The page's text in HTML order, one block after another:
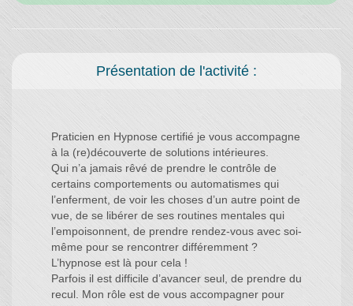
Présentation de l'activité :
Praticien en Hypnose certifié je vous accompagne
à la (re)découverte de solutions intérieures.
Qui n’a jamais rêvé de prendre le contrôle de
certains comportements ou automatismes qui
l’enferment, de voir les choses d’un autre point de
vue, de se libérer de ses routines mentales qui
l’empoisonnent, de prendre rendez-vous avec soi-
même pour se rencontrer différemment ?
L’hypnose est là pour cela !
Parfois il est difficile d’avancer seul, de prendre du
recul. Mon rôle est de vous accompagner pour